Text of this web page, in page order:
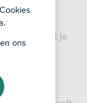
omdat je
zien?
en ons